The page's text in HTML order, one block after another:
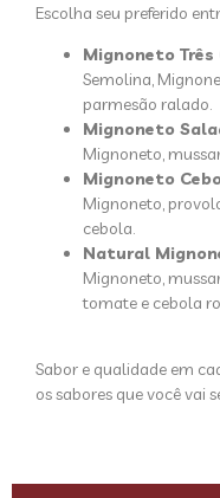
Escolha seu preferido
Mignoneto
Semolina,
parmesão ralado.
Mignoneto
Mignoneto,
Mignoneto
Mignoneto,
cebola.
Natural
Mignoneto,
tomate e cebola
Sabor e qualidade em
os sabores que você vai